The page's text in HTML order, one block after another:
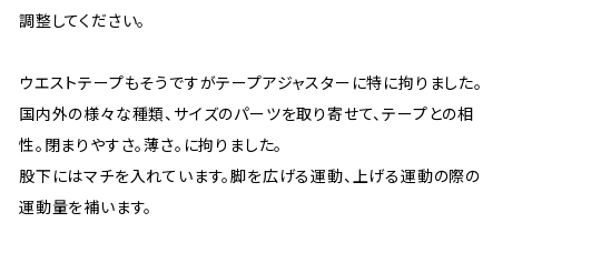
調整してください。
ウエストテープもそうですがテープアジャスターに特に拘りました。
国内外の様々な種類、サイズのパーツを取り寄せて、テープとの相
性。閉まりやすさ。薄さ。に拘りました。
股下にはマチを入れています。脚を広げる運動、上げる運動の際の
運動量を補います。